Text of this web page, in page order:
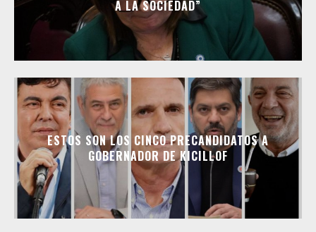
A LA SOCIEDAD”
ESTOS SON LOS CINCO PRECANDIDATOS A
GOBERNADOR DE KICILLOF